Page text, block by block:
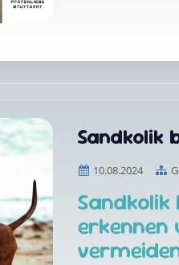
Sandkolik
10.08.2024
erkennen